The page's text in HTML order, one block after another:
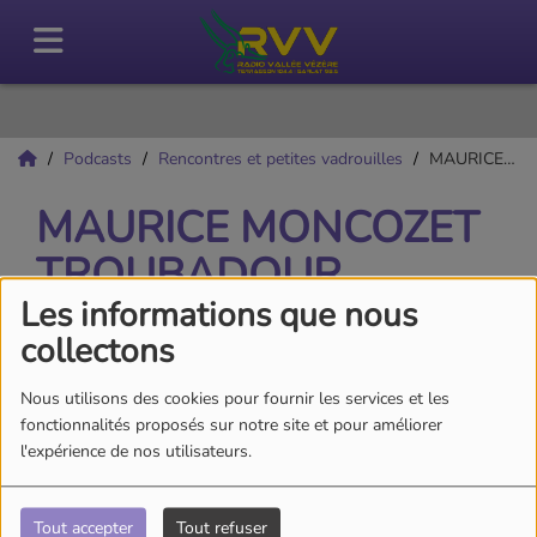
Les informations que nous
collectons
Nous utilisons des cookies pour fournir les services et les
fonctionnalités proposés sur notre site et pour améliorer
l'expérience de nos utilisateurs.
Tout accepter Tout refuser
Podcasts Rencontres et petites vadrouilles MAURICE MONCOZET TROUBADOUR
MAURICE MONCOZET
TROUBADOUR